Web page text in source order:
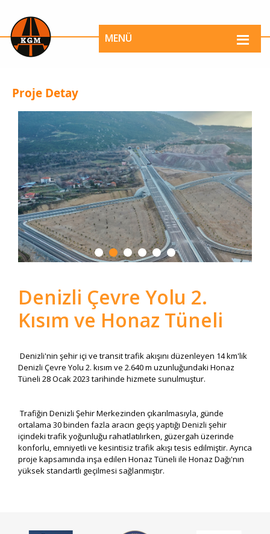
MENÜ
Proje Detay
Denizli Çevre Yolu 2.
Kısım ve Honaz Tüneli
Denizli'nin şehir içi ve transit trafik akışını düzenleyen 14 km'lik
Denizli Çevre Yolu 2. kısım ve 2.640 m uzunluğundaki Honaz
Tüneli 28 Ocak 2023 tarihinde hizmete sunulmuştur.
Trafiğin Denizli Şehir Merkezinden çıkarılmasıyla, günde
ortalama 30 binden fazla aracın geçiş yaptığı Denizli şehir
içindeki trafik yoğunluğu rahatlatılırken, güzergah üzerinde
konforlu, emniyetli ve kesintisiz trafik akışı tesis edilmiştir. Ayrıca
proje kapsamında inşa edilen Honaz Tüneli ile Honaz Dağı'nın
yüksek standartlı geçilmesi sağlanmıştır.